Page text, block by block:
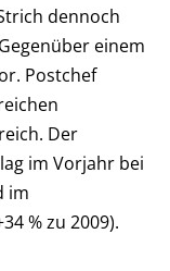
dennoch
einem
Postchef
Der
im Vorjahr bei
im
% zu 2009).